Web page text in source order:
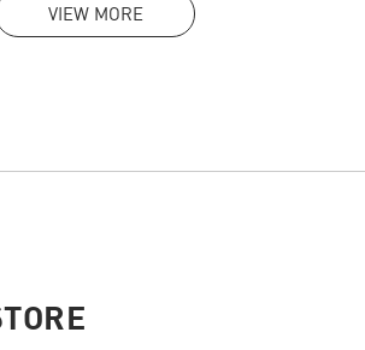
VIEW MORE